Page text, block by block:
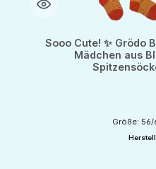
Sooo Cute! ✨ Grödo
Mädchen aus
Größe: